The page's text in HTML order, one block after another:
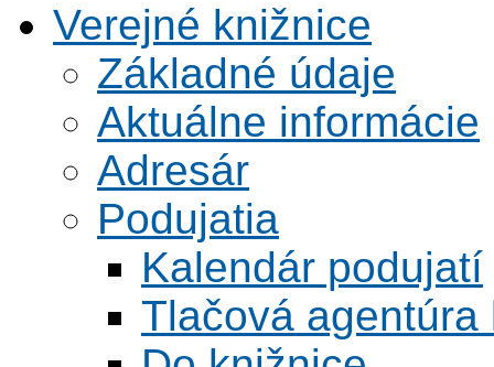
Verejné knižnice
Základné údaje
Aktuálne informácie
Adresár
Podujatia
Kalendár podujatí
Tlačová agentúra